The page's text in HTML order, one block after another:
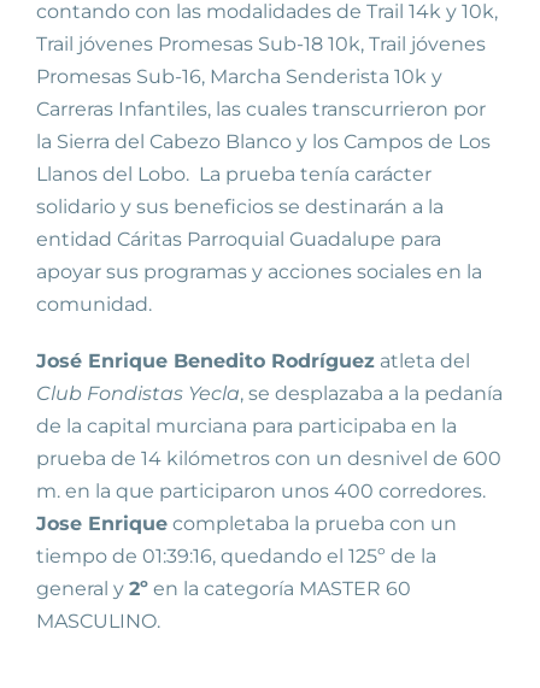
contando con las modalidades de Trail 14k y 10k,
Trail jóvenes Promesas Sub-18 10k, Trail jóvenes
Promesas Sub-16, Marcha Senderista 10k y
Carreras Infantiles, las cuales transcurrieron por
la Sierra del Cabezo Blanco y los Campos de Los
Llanos del Lobo. La prueba tenía carácter
solidario y sus beneficios se destinarán a la
entidad Cáritas Parroquial Guadalupe para
apoyar sus programas y acciones sociales en la
comunidad.
José Enrique Benedito Rodríguez atleta del
Club Fondistas Yecla, se desplazaba a la pedanía
de la capital murciana para participaba en la
prueba de 14 kilómetros con un desnivel de 600
m. en la que participaron unos 400 corredores.
Jose Enrique completaba la prueba con un
tiempo de 01:39:16, quedando el 125º de la
general y 2º en la categoría MASTER 60
MASCULINO.